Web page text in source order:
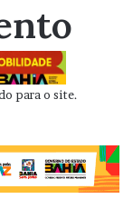
para o site.